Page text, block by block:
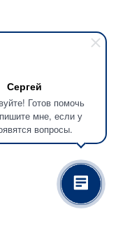
Сергей
Готов помочь
мне, если у
вопросы.